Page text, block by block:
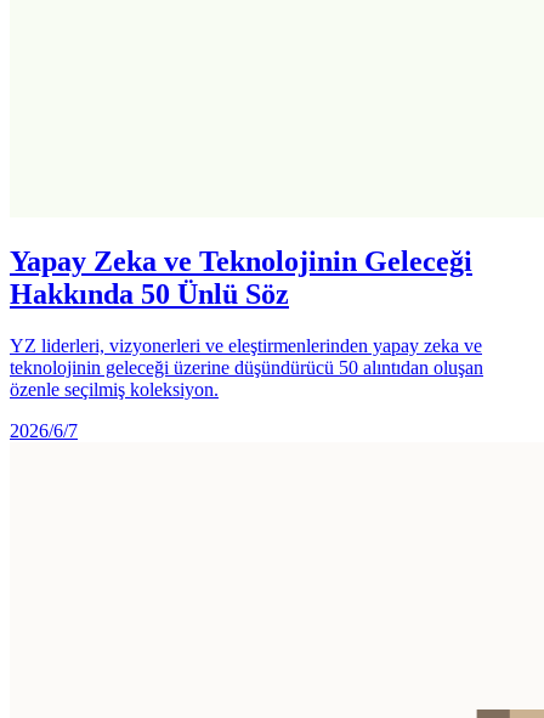
Yapay Zeka ve Teknolojinin Geleceği
Hakkında 50 Ünlü Söz
YZ liderleri, vizyonerleri ve eleştirmenlerinden yapay zeka ve
teknolojinin geleceği üzerine düşündürücü 50 alıntıdan oluşan
özenle seçilmiş koleksiyon.
2026/6/7